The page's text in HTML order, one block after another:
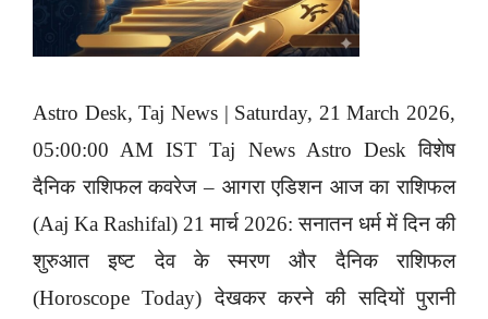
Astro Desk, Taj News | Saturday, 21 March 2026,
05:00:00 AM IST Taj News Astro Desk विशेष
दैनिक राशिफल कवरेज – आगरा एडिशन आज का राशिफल
(Aaj Ka Rashifal) 21 मार्च 2026: सनातन धर्म में दिन की
शुरुआत इष्ट देव के स्मरण और दैनिक राशिफल
(Horoscope Today) देखकर करने की सदियों पुरानी